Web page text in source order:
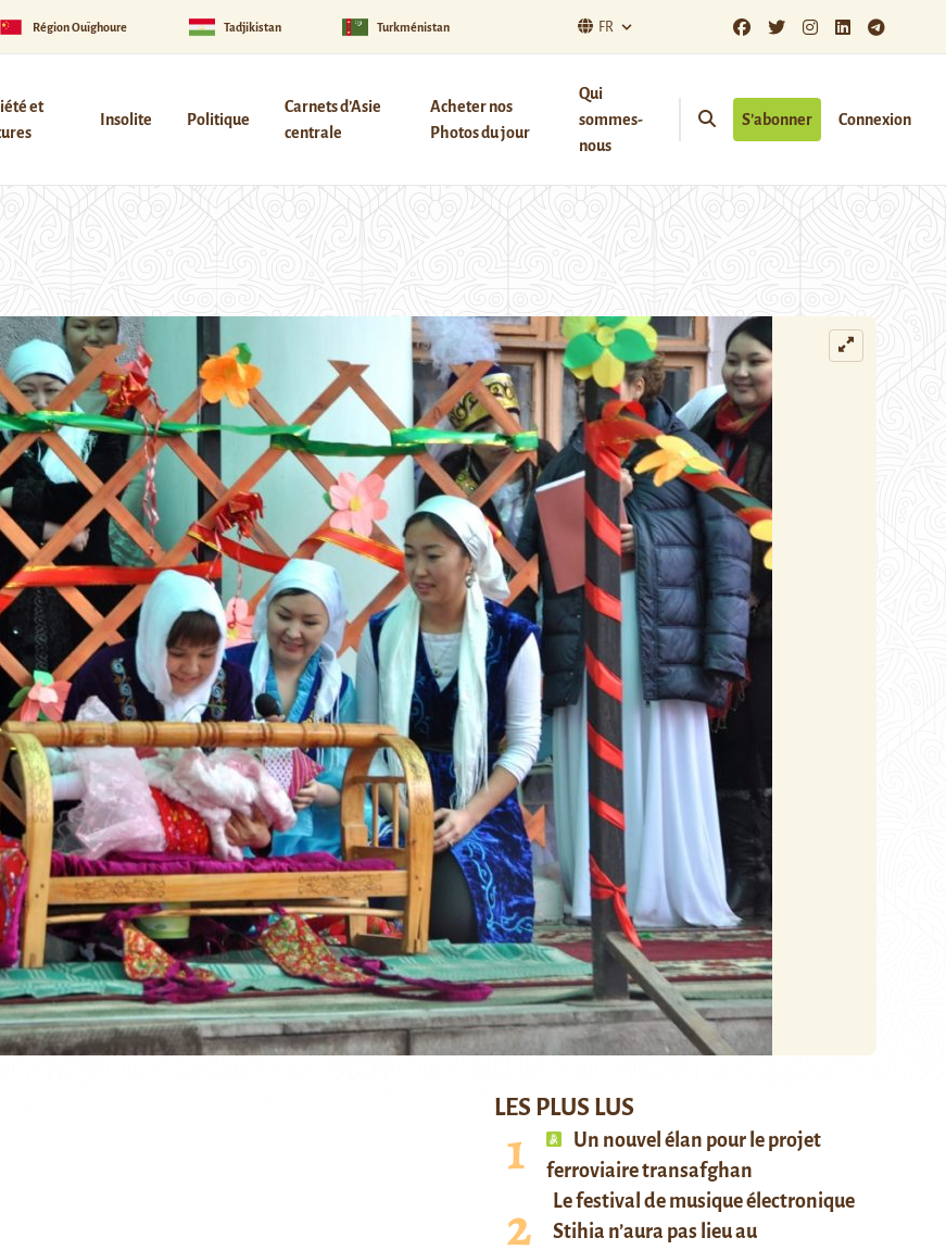
Région Ouïghoure Tadjikistan Turkménistan FR
et
Insolite Politique
Carnets d’Asie
centrale
Acheter nos
Photos du jour
Qui
sommes-
nous
S’abonner Connexion
LES PLUS LUS
Un nouvel élan pour le projet
ferroviaire transafghan
Le festival de musique électronique
Stihia n’aura pas lieu au